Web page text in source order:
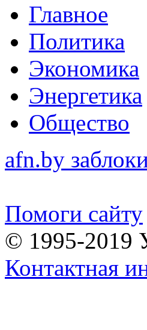
Главное
Политика
Экономика
Энергетика
Общество
afn.by
Помоги сайту
© 1995-2019
Контактная